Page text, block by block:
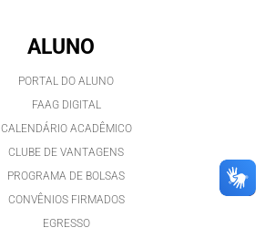
ALUNO
PORTAL DO ALUNO
FAAG DIGITAL
CALENDÁRIO ACADÊMICO
CLUBE DE VANTAGENS
PROGRAMA DE BOLSAS
CONVÊNIOS FIRMADOS
EGRESSO